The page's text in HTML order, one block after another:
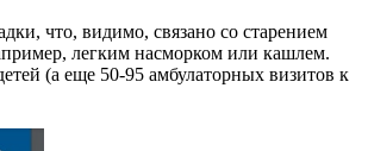
что, видимо, связано со старением
легким насморком или кашлем.
(а еще 50-95 амбулаторных визитов к